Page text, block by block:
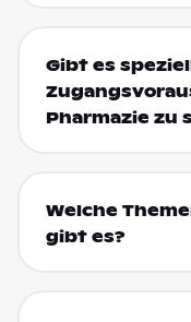
Gibt es
Pharmazie zu
Welche
gibt es?